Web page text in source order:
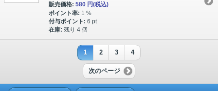
販売価格: 580 円(税込)
ポイント率: 1 %
付与ポイント: 6 pt
在庫: 残り 4 個
1 2 3 4
次のページ